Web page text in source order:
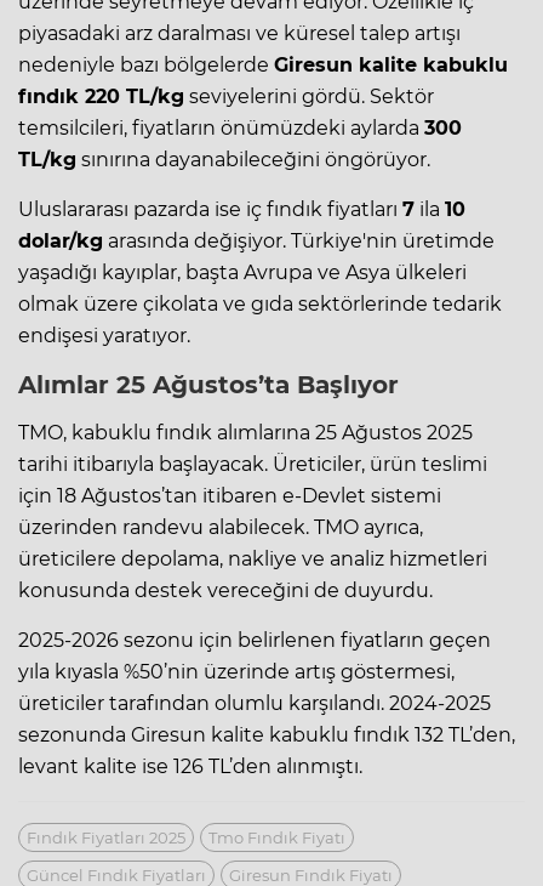
piyasadaki arz daralması ve küresel talep artışı
nedeniyle bazı bölgelerde Giresun kalite kabuklu
fındık 220 TL/kg seviyelerini gördü. Sektör
temsilcileri, fiyatların önümüzdeki aylarda 300
TL/kg sınırına dayanabileceğini öngörüyor.
Uluslararası pazarda ise iç fındık fiyatları 7 ila 10
dolar/kg arasında değişiyor. Türkiye'nin üretimde
yaşadığı kayıplar, başta Avrupa ve Asya ülkeleri
olmak üzere çikolata ve gıda sektörlerinde tedarik
endişesi yaratıyor.
Alımlar 25 Ağustos’ta Başlıyor
TMO, kabuklu fındık alımlarına 25 Ağustos 2025
tarihi itibarıyla başlayacak. Üreticiler, ürün teslimi
için 18 Ağustos’tan itibaren e-Devlet sistemi
üzerinden randevu alabilecek. TMO ayrıca,
üreticilere depolama, nakliye ve analiz hizmetleri
konusunda destek vereceğini de duyurdu.
2025-2026 sezonu için belirlenen fiyatların geçen
yıla kıyasla %50’nin üzerinde artış göstermesi,
üreticiler tarafından olumlu karşılandı. 2024-2025
sezonunda Giresun kalite kabuklu fındık 132 TL’den,
levant kalite ise 126 TL’den alınmıştı.
Fındık Fiyatları 2025
Tmo Fındık Fiyatı
Güncel Fındık Fiyatları
Giresun Fındık Fiyatı